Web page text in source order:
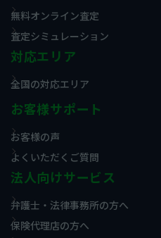
無料オンライン査定
査定シミュレーション
対応エリア
全国の対応エリア
お客様サポート
お客様の声
よくいただくご質問
法人向けサービス
弁護士・法律事務所の方へ
保険代理店の方へ